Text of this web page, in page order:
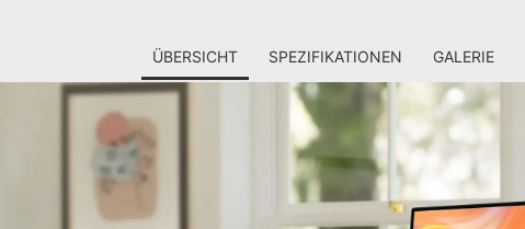
ÜBERSICHT SPEZIFIKATIONEN GALERIE